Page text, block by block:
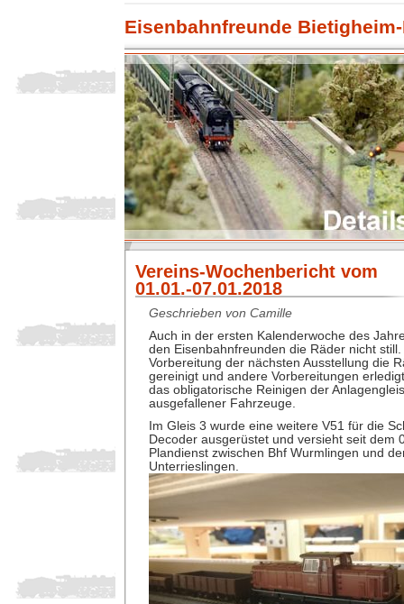
Eisenbahnfreunde
Vereins-Wochenbericht vom
01.01.-07.01.2018
Geschrieben von Camille
Auch in der ersten Kalenderwoche des
den Eisenbahnfreunden die Räder nicht
Vorbereitung der nächsten Ausstellung die
gereinigt und andere Vorbereitungen
das obligatorische Reinigen der
ausgefallener Fahrzeuge.
Im Gleis 3 wurde eine weitere V51 für die
Decoder ausgerüstet und versieht seit dem
Plandienst zwischen Bhf Wurmlingen und
Unterrieslingen.